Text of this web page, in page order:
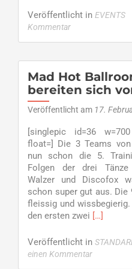
about
hat
noch
einige
Plätze
frei,
mit
nach
Berlin!
Veröffentlicht in EVENTS
Kommentar
Mad Hot
bereiten sich
Veröffentlicht am 17.
[singlepic id=36
float=] Die 3 Teams
nun schon die 5.
Folgen der drei Tänze
Walzer und Discofox
schon super gut aus. Die
fleissig und
den ersten zwei Read
about
Mad
[…]
Veröffentlicht in
einen Kommentar